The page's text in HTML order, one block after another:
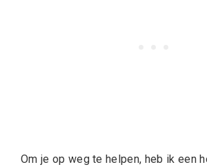
Om je op weg te helpen, heb ik een